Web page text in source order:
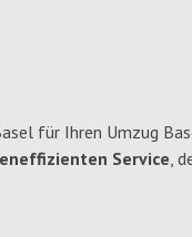
für Ihren Umzug
Service,